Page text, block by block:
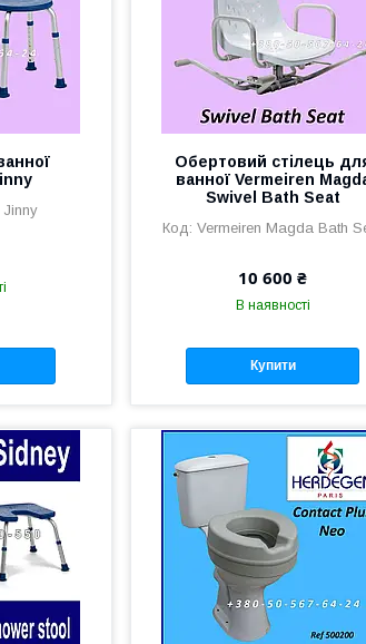
Jinny
Обертовий стілець
ванної Vermeiren
Swivel Bath Seat
Vermeiren Magda Bath
10 600 ₴
В наявності
Купити